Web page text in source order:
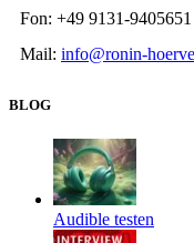
Fon: +49 9131-9405651
Mail: info@ronin-
BLOG
Audible testen